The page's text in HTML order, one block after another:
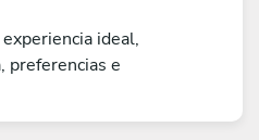
ideal,
preferencias e